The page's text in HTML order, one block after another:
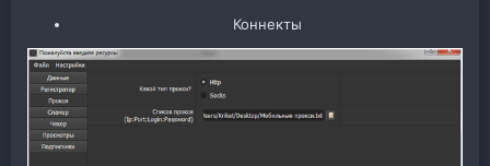
Коннекты​